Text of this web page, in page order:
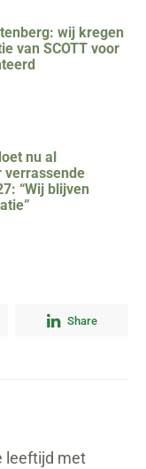
wij kregen
van SCOTT voor
nu al
verrassende
“Wij blijven
Share
leeftijd met